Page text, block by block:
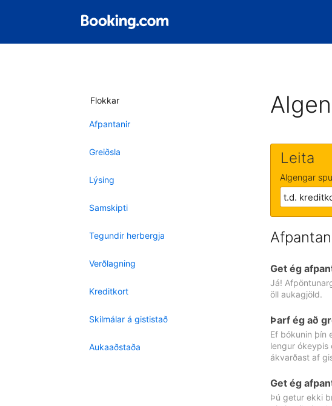
Flokkar
Afpantanir
Greiðsla
Lýsing
Samskipti
Tegundir herbergja
Verðlagning
Kreditkort
Skilmálar á gististað
Aukaaðstaða
Leita
Algengar
Get ég
Já!
öll aukagjöld.
Þarf ég að
Ef bókunin þín
lengur
ákvarðast af
Get ég
Þú getur ekki